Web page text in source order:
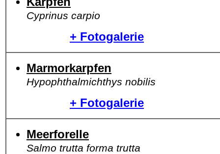
Cyprinus carpio
+ Fotogalerie
Marmorkarpfen
Hypophthalmichthys nobilis
+ Fotogalerie
Meerforelle
Salmo trutta forma trutta